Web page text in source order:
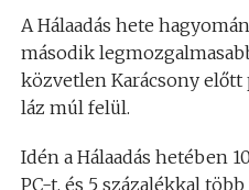
A Hálaadás hete
második
közvetlen Karácsony előtt
láz múl felül.
Idén a Hálaadás hetében
PC-t, és 5 százalékkal